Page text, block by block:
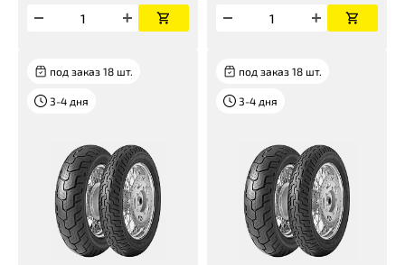
под заказ 18 шт.
3-4 дня
под заказ 18 шт.
3-4 дня